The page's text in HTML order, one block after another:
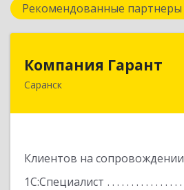
Рекомендованные партнеры
Компания Гарант
Саранск
Клиентов на сопровождении
1С:Специалист